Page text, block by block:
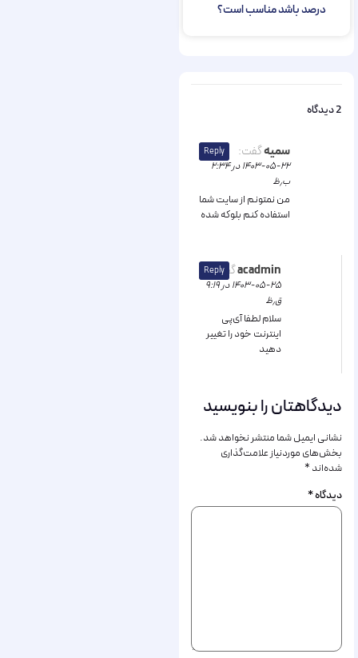
درصد باشد مناسب است؟
2 دیدگاه
سمیهگفت:
۱۴۰۳-۰۵-۲۲ در ۲:۳۴
ب٫ظ
من نمتونم از سایت شما
استفاده کنم بلوکه شده
Reply
acadminگفت:
۱۴۰۳-۰۵-۲۵ در ۹:۱۹
ق٫ظ
سلام لطفا آی‌پی
اینترنت خود را تغییر
دهید
Reply
دیدگاهتان را بنویسید
نشانی ایمیل شما منتشر نخواهد شد.
بخش‌های موردنیاز علامت‌گذاری
شده‌اند *
دیدگاه*